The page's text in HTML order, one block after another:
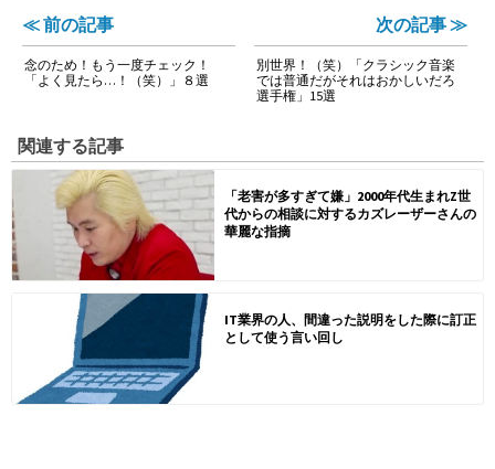
≪ 前の記事
念のため！もう一度チェック！
「よく見たら…！（笑）」８選
次の記事 ≫
別世界！（笑）「クラシック音楽
では普通だがそれはおかしいだろ
選手権」15選
関連する記事
「老害が多すぎて嫌」2000年代生まれZ世
代からの相談に対するカズレーザーさんの
華麗な指摘
IT業界の人、間違った説明をした際に訂正
として使う言い回し